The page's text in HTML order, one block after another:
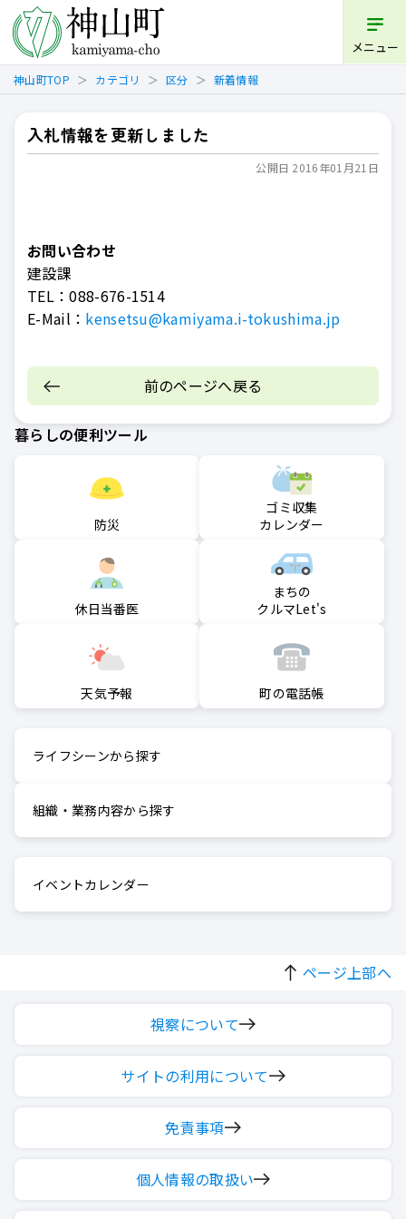
メニュー
神山町TOP カテゴリ 区分 新着情報
入札情報を更新しました
公開日 2016年01月21日
お問い合わせ
建設課
TEL：088-676-1514
E-Mail： kensetsu@kamiyama.i-tokushima.jp
前のページへ戻る
暮らしの便利ツール
防災
ゴミ収集
カレンダー
休日当番医
まちの
クルマLet's
天気予報 町の電話帳
ライフシーンから探す
組織・業務内容から探す
イベントカレンダー
ページ上部へ
視察について
サイトの利用について
免責事項
個人情報の取扱い